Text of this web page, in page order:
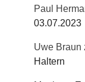
Paul
03.07.2023
Uwe Braun
Haltern